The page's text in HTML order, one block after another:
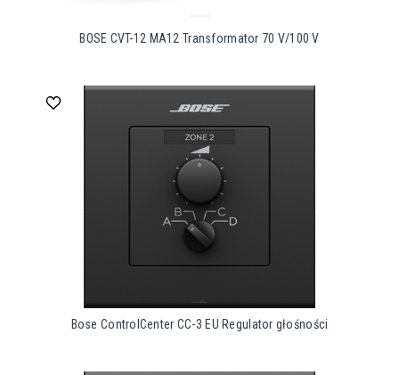
BOSE CVT-12 MA12 Transformator 70 V/100 V
Bose ControlCenter CC-3 EU Regulator głośności